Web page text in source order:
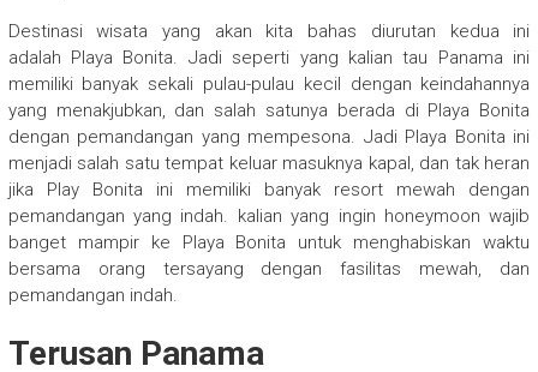
Destinasi wisata yang akan kita bahas diurutan kedua ini
adalah Playa Bonita. Jadi seperti yang kalian tau Panama ini
memiliki banyak sekali pulau-pulau kecil dengan keindahannya
yang menakjubkan, dan salah satunya berada di Playa Bonita
dengan pemandangan yang mempesona. Jadi Playa Bonita ini
menjadi salah satu tempat keluar masuknya kapal, dan tak heran
jika Play Bonita ini memiliki banyak resort mewah dengan
pemandangan yang indah. kalian yang ingin honeymoon wajib
banget mampir ke Playa Bonita untuk menghabiskan waktu
bersama orang tersayang dengan fasilitas mewah, dan
pemandangan indah.
Terusan Panama